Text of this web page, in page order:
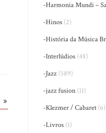
-Harmonia Mundi –
-Hinos (2)
-História da Música
-Interlúdios (48)
-Jazz (589)
-jazz fusion (11)
-Klezmer / Cabaret (6)
-Livros (1)